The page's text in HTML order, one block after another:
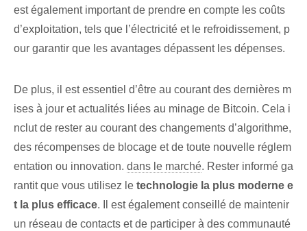
est également important de prendre en compte les coûts
d’exploitation, tels que l’électricité et le refroidissement, p
our garantir que les avantages dépassent les dépenses.
De plus, il est essentiel d’être au courant des dernières m
ises à jour et actualités liées au minage de Bitcoin. Cela i
nclut de rester au courant des changements d’algorithme,
des récompenses de blocage et de toute nouvelle réglem
entation ou innovation. dans le marché. Rester informé ga
rantit que vous utilisez le technologie la plus moderne e
t la plus efficace. Il est également conseillé de maintenir
un réseau de contacts et de participer à des communauté